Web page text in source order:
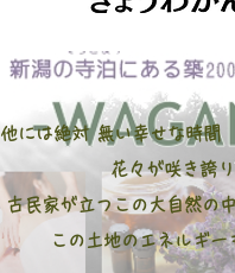
他には絶対 無い幸せな時間
花々が咲き誇
古民家が立つこの大自然の
この土地のエネルギ